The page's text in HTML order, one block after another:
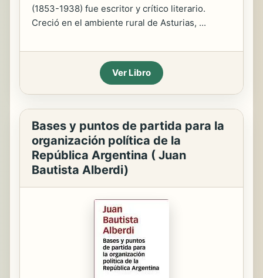
(1853-1938) fue escritor y crítico literario.
Creció en el ambiente rural de Asturias, ...
Ver Libro
Bases y puntos de partida para la
organización política de la
República Argentina ( Juan
Bautista Alberdi)